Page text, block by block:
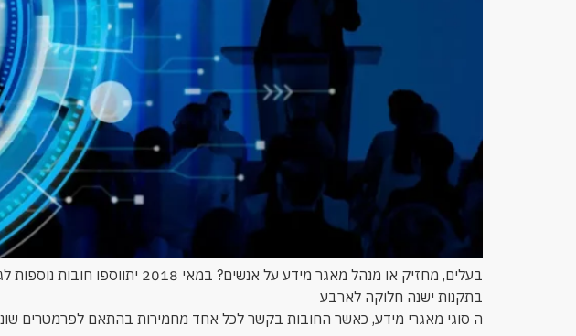
בעלים, מחזיק או מנהל מאגר מידע על אנשים? במאי 2018 יתווספו חובות נוספות לגבי מאגרי מידע.
בתקנות ישנה חלוקה לארבע
ה סוגי מאגרי מידע, כאשר החובות בקשר לכל אחד מחמירות בהתאם לפרמטרים